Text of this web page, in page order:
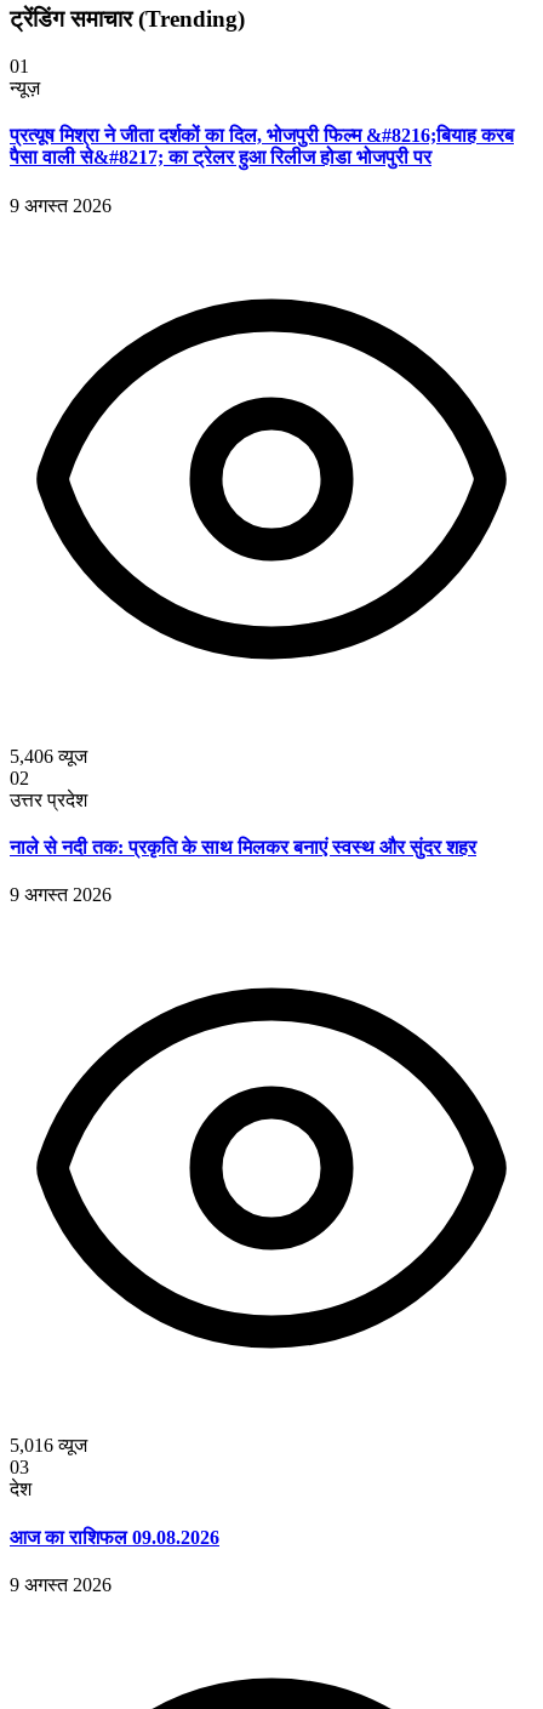
ट्रेंडिंग समाचार (Trending)
01
न्यूज़
प्रत्यूष मिश्रा ने जीता दर्शकों का दिल, भोजपुरी फिल्म &#8216;बियाह करब
पैसा वाली से&#8217; का ट्रेलर हुआ रिलीज होडा भोजपुरी पर
9 अगस्त 2026
5,406व्यूज
02
उत्तर प्रदेश
नाले से नदी तक: प्रकृति के साथ मिलकर बनाएं स्वस्थ और सुंदर शहर
9 अगस्त 2026
5,016व्यूज
03
देश
आज का राशिफल 09.08.2026
9 अगस्त 2026